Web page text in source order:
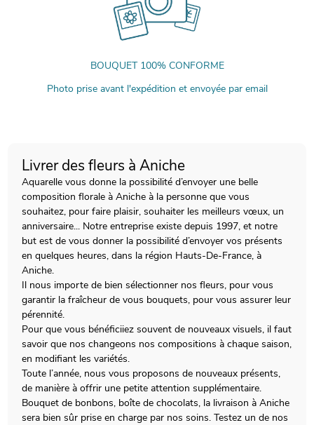
BOUQUET 100% CONFORME
Photo prise avant l'expédition et envoyée par email
Livrer des fleurs à Aniche
Aquarelle vous donne la possibilité d’envoyer une belle
composition florale à Aniche à la personne que vous
souhaitez, pour faire plaisir, souhaiter les meilleurs vœux, un
anniversaire... Notre entreprise existe depuis 1997, et notre
but est de vous donner la possibilité d’envoyer vos présents
en quelques heures, dans la région Hauts-De-France, à
Aniche.
Il nous importe de bien sélectionner nos fleurs, pour vous
garantir la fraîcheur de vous bouquets, pour vous assurer leur
pérennité.
Pour que vous bénéficiiez souvent de nouveaux visuels, il faut
savoir que nos changeons nos compositions à chaque saison,
en modifiant les variétés.
Toute l’année, nous vous proposons de nouveaux présents,
de manière à offrir une petite attention supplémentaire.
Bouquet de bonbons, boîte de chocolats, la livraison à Aniche
sera bien sûr prise en charge par nos soins. Testez un de nos